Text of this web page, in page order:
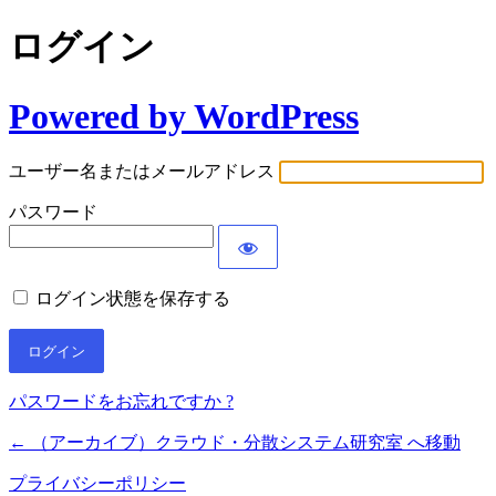
ログイン
Powered by WordPress
ユーザー名またはメールアドレス
パスワード
ログイン状態を保存する
パスワードをお忘れですか ?
← （アーカイブ）クラウド・分散システム研究室 へ移動
プライバシーポリシー